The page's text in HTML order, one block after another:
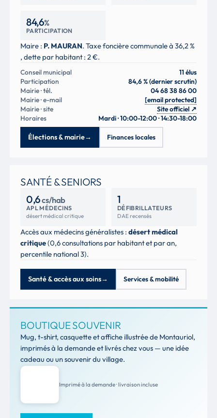
84,6%
PARTICIPATION
Maire : P. MAURAN. Taxe foncière communale à 36,2 %
, dette par habitant : 2 €.
Conseil municipal
11 élus
Participation
84,6 % (dernier scrutin)
Mairie · tél.
04 68 38 86 00
Mairie · e-mail
[email protected]
Mairie · site
Site officiel ↗
Horaires
Mardi · 10:00-12:00 · 14:30-18:00
Élections & mairie→ Finances locales
SANTÉ & SENIORS
0,6cs/hab
APL MÉDECINS
désert médical critique
1
DÉFIBRILLATEURS
DAE recensés
Accès aux médecins généralistes : désert médical
critique(0,6 consultations par habitant et par an,
percentile national 3).
Santé & accès aux soins→ Services & mobilité
BOUTIQUE SOUVENIR
Mug, t-shirt, casquette et affiche illustrée de Montauriol,
imprimés à la demande et livrés chez vous — une idée
cadeau ou un souvenir du village.
Imprimé à la demande · livraison incluse